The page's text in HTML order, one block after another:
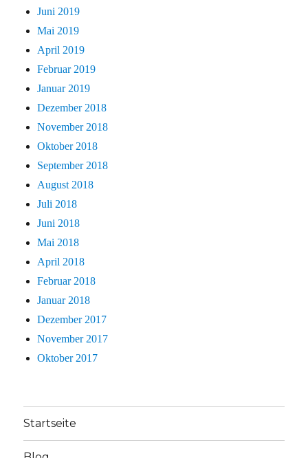
Juni 2019
Mai 2019
April 2019
Februar 2019
Januar 2019
Dezember 2018
November 2018
Oktober 2018
September 2018
August 2018
Juli 2018
Juni 2018
Mai 2018
April 2018
Februar 2018
Januar 2018
Dezember 2017
November 2017
Oktober 2017
Startseite